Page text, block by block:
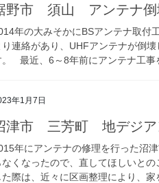
野市 須山 アンテナ倒
年の大みそかにBSアンテナ取付
り連絡があり、UHFアンテナが倒
。 最近、6～8年前にアンテナ工
年1月7日
津市 三芳町 地デジア
年にアンテナの修理を行った沼
なくなったので、直してほしいと
た際は、近々に区画整理により、